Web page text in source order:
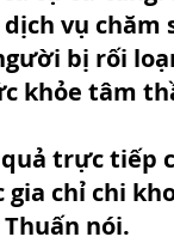
vụ chăm
bị rối
khỏe tâm
trực tiếp
gia chỉ chi
nói.